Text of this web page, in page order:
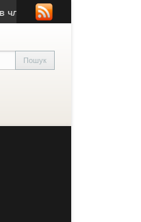
міської ради